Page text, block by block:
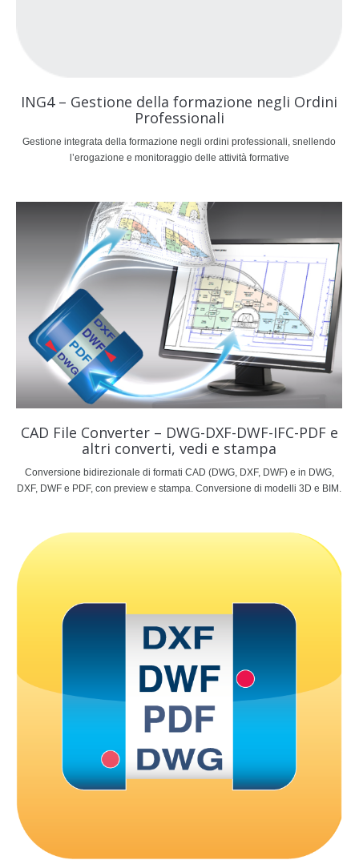
ING4 – Gestione della formazione negli Ordini
Professionali
Gestione integrata della formazione negli ordini professionali, snellendo
l’erogazione e monitoraggio delle attività formative
CAD File Converter – DWG-DXF-DWF-IFC-PDF e
altri converti, vedi e stampa
Conversione bidirezionale di formati CAD (DWG, DXF, DWF) e in DWG,
DXF, DWF e PDF, con preview e stampa. Conversione di modelli 3D e BIM.